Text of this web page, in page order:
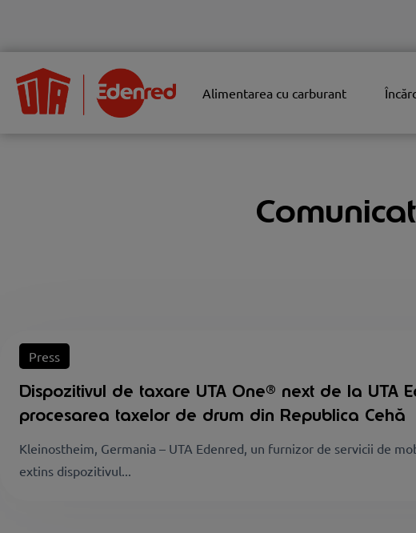
Alimentarea cu carburant
Press
Dispozitivul de taxare UTA One® next de la UTA
procesarea taxelor de drum din Republica Cehă
Kleinostheim, Germania – UTA Edenred, un furnizor de servicii de
extins dispozitivul...